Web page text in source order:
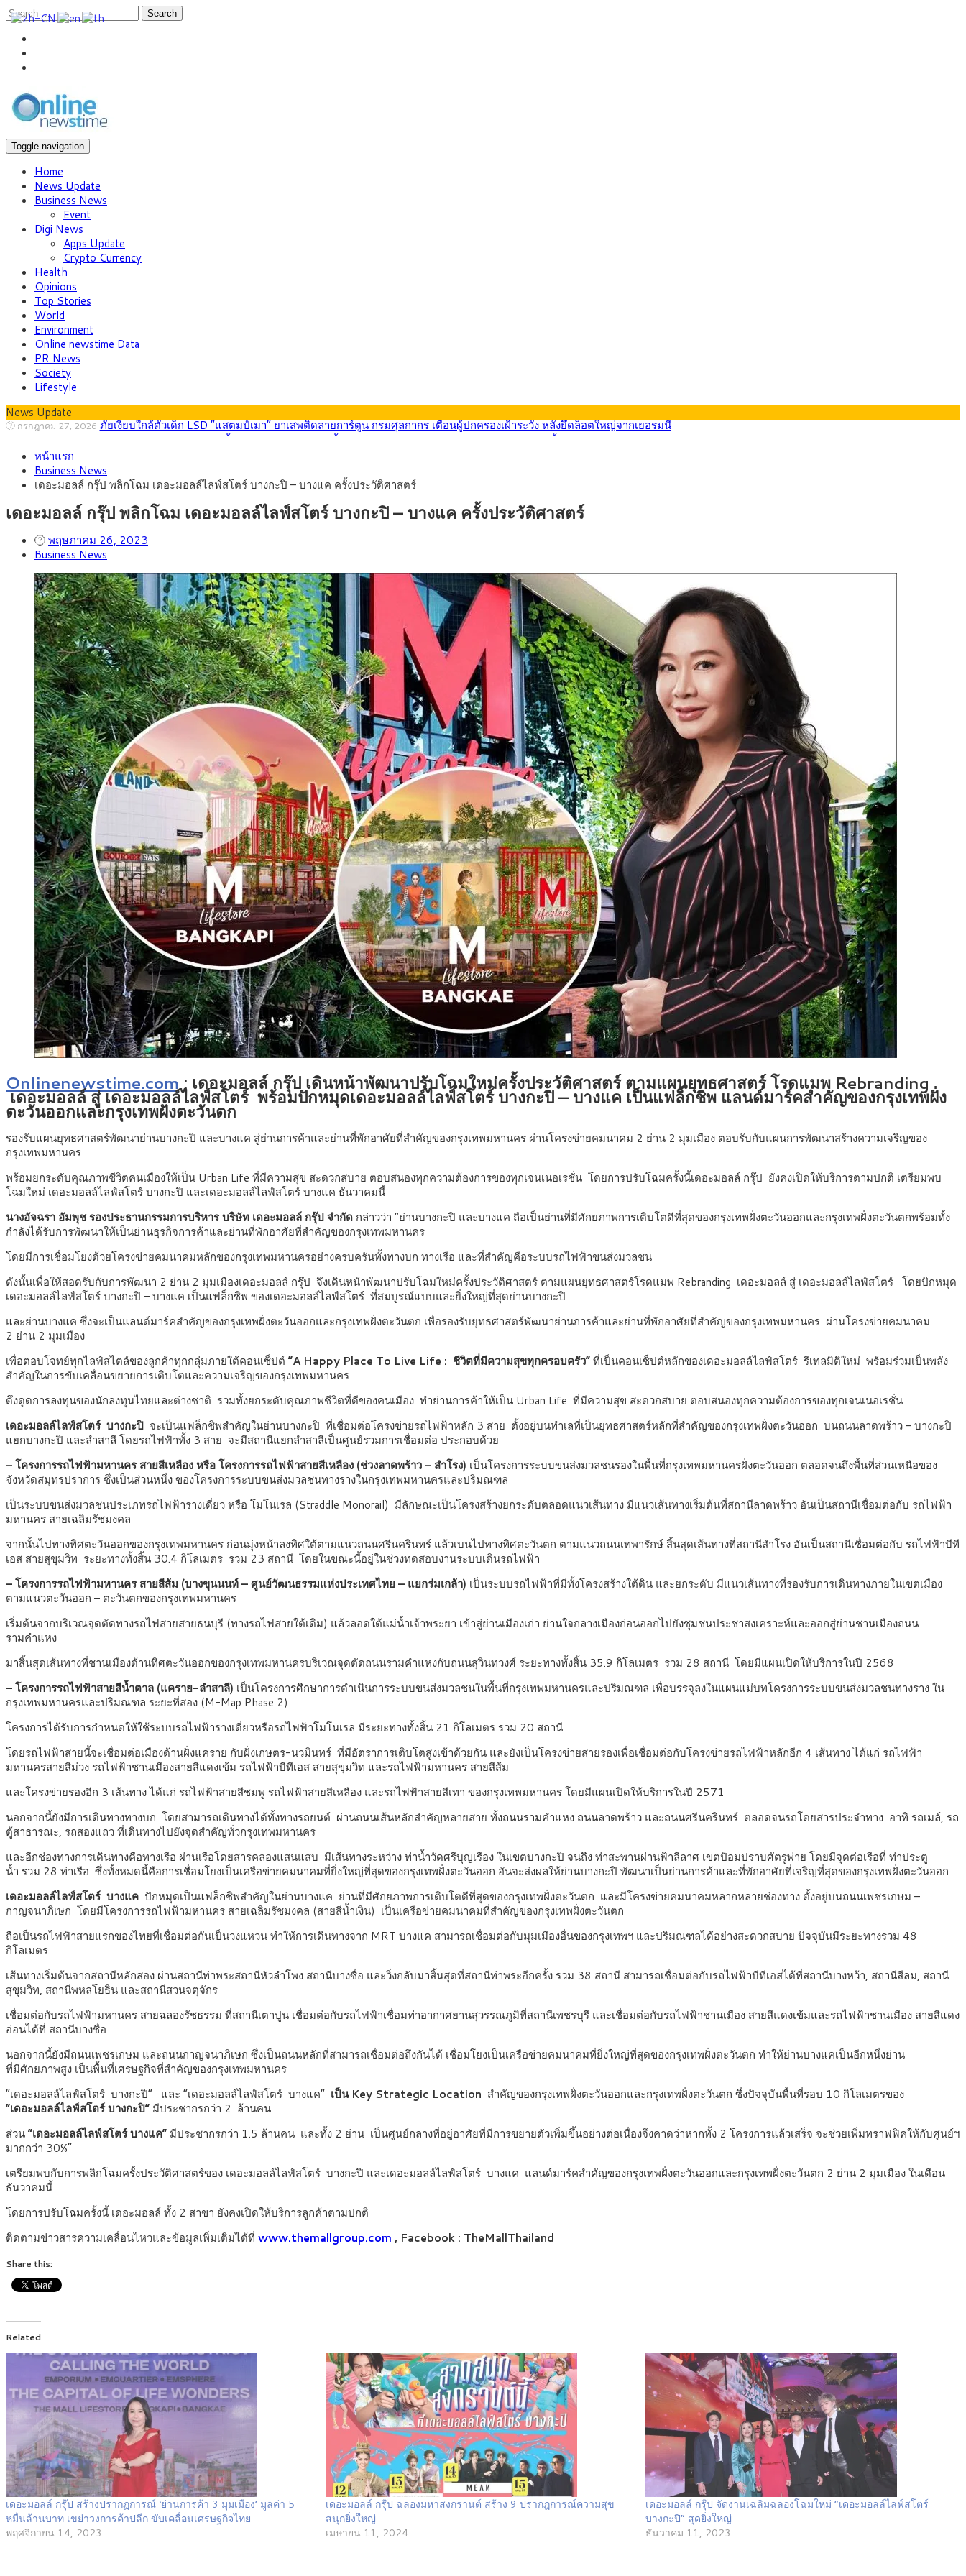
Search
Toggle navigation
Home
News Update
Business News
Event
Digi News
Apps Update
Crypto Currency
Health
Opinions
Top Stories
World
Environment
Online newstime Data
PR News
Society
Lifestyle
News Update
กรกฎาคม 27, 2026 กรุงศรี คาดเงินบาทสัปดาห์นี้ (27–31 ก.ค. 2569) ซื้อขายในกรอบ 33.40-34.00 มองเฟดคงดอกเบี้ย
สิงหาคม 4, 2026
สิงหาคม 3, 2026 กรุงศรี คาดเงินบาทสัปดาห์นี้ซื้อขายในกรอบ 33.00-33.60 ติดตามข้อมูลจ้างงานสหรัฐฯ
สิงหาคม 1, 2026 “เอกนิติ” เปิดเครื่องยนต์เศรษฐกิจใหม่ของไทย เดินหน้า 5 ยุทธศาสตร์ รื้อโครงสร้างเศรษฐกิจ ดันไทยโตเต็มศักยภาพ
กรกฎาคม 27, 2026 ภัยเงียบใกล้ตัวเด็ก LSD “แสตมป์เมา” ยาเสพติดลายการ์ตูน กรมศุลกากร เตือนผู้ปกครองเฝ้าระวัง หลังยึดล็อตใหญ่จากเยอรมนี
หน้าแรก
Business News
เดอะมอลล์ กรุ๊ป พลิกโฉม เดอะมอลล์ไลฟ์สโตร์ บางกะปิ – บางแค ครั้งประวัติศาสตร์
เดอะมอลล์ กรุ๊ป พลิกโฉม เดอะมอลล์ไลฟ์สโตร์ บางกะปิ – บางแค ครั้งประวัติศาสตร์
พฤษภาคม 26, 2023
Business News
Onlinenewstime.com: เดอะมอลล์ กรุ๊ป เดินหน้าพัฒนาปรับโฉมใหม่ครั้งประวัติศาสตร์ ตามแผนยุทธศาสตร์ โรดแมพ Rebranding
เดอะมอลล์ สู่ เดอะมอลล์ไลฟ์สโตร์ พร้อมปักหมุดเดอะมอลล์ไลฟ์สโตร์ บางกะปิ – บางแค เป็นแฟล็กชิพ แลนด์มาร์คสำคัญของกรุงเทพฝั่ง
ตะวันออกและกรุงเทพฝั่งตะวันตก
รองรับแผนยุทธศาสตร์พัฒนาย่านบางกะปิ และบางแค สู่ย่านการค้าและย่านที่พักอาศัยที่สำคัญของกรุงเทพมหานคร ผ่านโครงข่ายคมนาคม 2 ย่าน 2 มุมเมือง ตอบรับกับแผนการพัฒนาสร้างความเจริญของ
กรุงเทพมหานคร
พร้อมยกระดับคุณภาพชีวิตคนเมืองให้เป็น Urban Life ที่มีความสุข สะดวกสบาย ตอบสนองทุกความต้องการของทุกเจนเนอเรชั่น โดยการปรับโฉมครั้งนี้เดอะมอลล์ กรุ๊ป ยังคงเปิดให้บริการตามปกติ เตรียมพบ
โฉมใหม่ เดอะมอลล์ไลฟ์สโตร์ บางกะปิ และเดอะมอลล์ไลฟ์สโตร์ บางแค ธันวาคมนี้
นางอัจฉรา อัมพุช รองประธานกรรมการบริหาร บริษัท เดอะมอลล์ กรุ๊ป จำกัด กล่าวว่า “ย่านบางกะปิ และบางแค ถือเป็นย่านที่มีศักยภาพการเติบโตดีที่สุดของกรุงเทพฝั่งตะวันออกและกรุงเทพฝั่งตะวันตกพร้อมทั้ง
กำลังได้รับการพัฒนาให้เป็นย่านธุรกิจการค้าและย่านที่พักอาศัยที่สำคัญของกรุงเทพมหานคร
โดยมีการเชื่อมโยงด้วยโครงข่ายคมนาคมหลักของกรุงเทพมหานครอย่างครบครันทั้งทางบก ทางเรือ และที่สำคัญคือระบบรถไฟฟ้าขนส่งมวลชน
ดังนั้นเพื่อให้สอดรับกับการพัฒนา 2 ย่าน 2 มุมเมืองเดอะมอลล์ กรุ๊ป จึงเดินหน้าพัฒนาปรับโฉมใหม่ครั้งประวัติศาสตร์ ตามแผนยุทธศาสตร์โรดแมพ Rebranding เดอะมอลล์ สู่ เดอะมอลล์ไลฟ์สโตร์ โดยปักหมุด
เดอะมอลล์ไลฟ์สโตร์ บางกะปิ – บางแค เป็นแฟล็กชิพ ของเดอะมอลล์ไลฟ์สโตร์ ที่สมบูรณ์แบบและยิ่งใหญ่ที่สุดย่านบางกะปิ
และย่านบางแค ซึ่งจะเป็นแลนด์มาร์คสำคัญของกรุงเทพฝั่งตะวันออกและกรุงเทพฝั่งตะวันตก เพื่อรองรับยุทธศาสตร์พัฒนาย่านการค้าและย่านที่พักอาศัยที่สำคัญของกรุงเทพมหานคร ผ่านโครงข่ายคมนาคม
2 ย่าน 2 มุมเมือง
เพื่อตอบโจทย์ทุกไลฟ์สไตล์ของลูกค้าทุกกลุ่มภายใต้คอนเซ็ปต์“A Happy Place To Live Life : ชีวิตที่มีความสุขทุกครอบครัว”ที่เป็นคอนเซ็ปต์หลักของเดอะมอลล์ไลฟ์สโตร์ รีเทลมิติใหม่ พร้อมร่วมเป็นพลัง
สำคัญในการขับเคลื่อนขยายการเติบโตและความเจริญของกรุงเทพมหานคร
ดึงดูดการลงทุนของนักลงทุนไทยและต่างชาติ รวมทั้งยกระดับคุณภาพชีวิตที่ดีของคนเมือง ทำย่านการค้าให้เป็น Urban Life ที่มีความสุข สะดวกสบาย ตอบสนองทุกความต้องการของทุกเจนเนอเรชั่น
เดอะมอลล์ไลฟ์สโตร์ บางกะปิ จะเป็นแฟล็กชิพสำคัญในย่านบางกะปิ ที่เชื่อมต่อโครงข่ายรถไฟฟ้าหลัก 3 สาย ตั้งอยู่บนทำเลที่เป็นยุทธศาสตร์หลักที่สำคัญของกรุงเทพฝั่งตะวันออก บนถนนลาดพร้าว – บางกะปิ
แยกบางกะปิ และลำสาลี โดยรถไฟฟ้าทั้ง 3 สาย จะมีสถานีแยกลำสาลีเป็นศูนย์รวมการเชื่อมต่อ ประกอบด้วย
– โครงการรถไฟฟ้ามหานคร สายสีเหลือง หรือ โครงการรถไฟฟ้าสายสีเหลือง (ช่วงลาดพร้าว – สำโรง) เป็นโครงการระบบขนส่งมวลชนรองในพื้นที่กรุงเทพมหานครฝั่งตะวันออก ตลอดจนถึงพื้นที่ส่วนเหนือของ
จังหวัดสมุทรปราการ ซึ่งเป็นส่วนหนึ่ง ของโครงการระบบขนส่งมวลชนทางรางในกรุงเทพมหานครและปริมณฑล
เป็นระบบขนส่งมวลชนประเภทรถไฟฟ้ารางเดี่ยว หรือ โมโนเรล (Straddle Monorail) มีลักษณะเป็นโครงสร้างยกระดับตลอดแนวเส้นทาง มีแนวเส้นทางเริ่มต้นที่สถานีลาดพร้าว อันเป็นสถานีเชื่อมต่อกับ รถไฟฟ้า
มหานคร สายเฉลิมรัชมงคล
จากนั้นไปทางทิศตะวันออกของกรุงเทพมหานคร ก่อนมุ่งหน้าลงทิศใต้ตามแนวถนนศรีนครินทร์ แล้วเบนไปทางทิศตะวันตก ตามแนวถนนเทพารักษ์ สิ้นสุดเส้นทางที่สถานีสำโรง อันเป็นสถานีเชื่อมต่อกับ รถไฟฟ้าบีที
เอส สายสุขุมวิท ระยะทางทั้งสิ้น 30.4 กิโลเมตร รวม 23 สถานี โดยในขณะนี้อยู่ในช่วงทดสอบงานระบบเดินรถไฟฟ้า
– โครงการรถไฟฟ้ามหานคร สายสีส้ม (บางขุนนนท์ – ศูนย์วัฒนธรรมแห่งประเทศไทย – แยกร่มเกล้า) เป็นระบบรถไฟฟ้าที่มีทั้งโครงสร้างใต้ดิน และยกระดับ มีแนวเส้นทางที่รองรับการเดินทางภายในเขตเมือง
ตามแนวตะวันออก – ตะวันตกของกรุงเทพมหานคร
เริ่มต้นจากบริเวณจุดตัดทางรถไฟสายสายธนบุรี (ทางรถไฟสายใต้เดิม) แล้วลอดใต้แม่น้ำเจ้าพระยา เข้าสู่ย่านเมืองเก่า ย่านใจกลางเมืองก่อนออกไปยังชุมชนประชาสงเคราะห์และออกสู่ย่านชานเมืองถนน
รามคำแหง
มาสิ้นสุดเส้นทางที่ชานเมืองด้านทิศตะวันออกของกรุงเทพมหานครบริเวณจุดตัดถนนรามคำแหงกับถนนสุวินทวงศ์ ระยะทางทั้งสิ้น 35.9 กิโลเมตร รวม 28 สถานี โดยมีแผนเปิดให้บริการในปี 2568
–โครงการรถไฟฟ้าสายสีน้ำตาล (แคราย-ลำสาลี) เป็นโครงการศึกษาการดำเนินการระบบขนส่งมวลชนในพื้นที่กรุงเทพมหานครและปริมณฑล เพื่อบรรจุลงในแผนแม่บทโครงการระบบขนส่งมวลชนทางราง ใน
กรุงเทพมหานครและปริมณฑล ระยะที่สอง (M-Map Phase 2)
โครงการได้รับการกำหนดให้ใช้ระบบรถไฟฟ้ารางเดี่ยวหรือรถไฟฟ้าโมโนเรล มีระยะทางทั้งสิ้น 21 กิโลเมตร รวม 20 สถานี
โดยรถไฟฟ้าสายนี้จะเชื่อมต่อเมืองด้านฝั่งแคราย กับฝั่งเกษตร-นวมินทร์ ที่มีอัตราการเติบโตสูงเข้าด้วยกัน และยังเป็นโครงข่ายสายรองเพื่อเชื่อมต่อกับโครงข่ายรถไฟฟ้าหลักอีก 4 เส้นทาง ได้แก่ รถไฟฟ้า
มหานครสายสีม่วง รถไฟฟ้าชานเมืองสายสีแดงเข้ม รถไฟฟ้าบีทีเอส สายสุขุมวิท และรถไฟฟ้ามหานคร สายสีส้ม
และโครงข่ายรองอีก 3 เส้นทาง ได้แก่ รถไฟฟ้าสายสีชมพู รถไฟฟ้าสายสีเหลือง และรถไฟฟ้าสายสีเทา ของกรุงเทพมหานคร โดยมีแผนเปิดให้บริการในปี 2571
นอกจากนี้ยังมีการเดินทางทางบก โดยสามารถเดินทางได้ทั้งทางรถยนต์ ผ่านถนนเส้นหลักสำคัญหลายสาย ทั้งถนนรามคำแหง ถนนลาดพร้าว และถนนศรีนครินทร์ ตลอดจนรถโดยสารประจำทาง อาทิ รถเมล์, รถ
ตู้สาธารณะ, รถสองแถว ที่เดินทางไปยังจุดสำคัญทั่วกรุงเทพมหานคร
และอีกช่องทางการเดินทางคือทางเรือ ผ่านเรือโดยสารคลองแสนแสบ มีเส้นทางระหว่าง ท่าน้ำวัดศรีบุญเรือง ในเขตบางกะปิ จนถึง ท่าสะพานผ่านฟ้าลีลาศ เขตป้อมปราบศัตรูพ่าย โดยมีจุดต่อเรือที่ ท่าประตู
น้ำ รวม 28 ท่าเรือ ซึ่งทั้งหมดนี้คือการเชื่อมโยงเป็นเครือข่ายคมนาคมที่ยิ่งใหญ่ที่สุดของกรุงเทพฝั่งตะวันออก อันจะส่งผลให้ย่านบางกะปิ พัฒนาเป็นย่านการค้าและที่พักอาศัยที่เจริญที่สุดของกรุงเทพฝั่งตะวันออก
เดอะมอลล์ไลฟ์สโตร์ บางแค ปักหมุดเป็นแฟล็กชิพสำคัญในย่านบางแค ย่านที่มีศักยภาพการเติบโตดีที่สุดของกรุงเทพฝั่งตะวันตก และมีโครงข่ายคมนาคมหลากหลายช่องทาง ตั้งอยู่บนถนนเพชรเกษม –
กาญจนาภิเษก โดยมีโครงการรถไฟฟ้ามหานคร สายเฉลิมรัชมงคล (สายสีน้ำเงิน) เป็นเครือข่ายคมนาคมที่สำคัญของกรุงเทพฝั่งตะวันตก
ถือเป็นรถไฟฟ้าสายแรกของไทยที่เชื่อมต่อกันเป็นวงแหวน ทำให้การเดินทางจาก MRT บางแค สามารถเชื่อมต่อกับมุมเมืองอื่นของกรุงเทพฯ และปริมณฑลได้อย่างสะดวกสบาย ปัจจุบันมีระยะทางรวม 48
กิโลเมตร
เส้นทางเริ่มต้นจากสถานีหลักสอง ผ่านสถานีท่าพระสถานีหัวลำโพง สถานีบางซื่อ และวิ่งกลับมาสิ้นสุดที่สถานีท่าพระอีกครั้ง รวม 38 สถานี สามารถเชื่อมต่อกับรถไฟฟ้าบีทีเอสได้ที่สถานีบางหว้า, สถานีสีลม, สถานี
สุขุมวิท, สถานีพหลโยธิน และสถานีสวนจตุจักร
เชื่อมต่อกับรถไฟฟ้ามหานคร สายฉลองรัชธรรม ที่สถานีเตาปูน เชื่อมต่อกับรถไฟฟ้าเชื่อมท่าอากาศยานสุวรรณภูมิที่สถานีเพชรบุรี และเชื่อมต่อกับรถไฟฟ้าชานเมือง สายสีแดงเข้มและรถไฟฟ้าชานเมือง สายสีแดง
อ่อนได้ที่ สถานีบางซื่อ
นอกจากนี้ยังมีถนนเพชรเกษม และถนนกาญจนาภิเษก ซึ่งเป็นถนนหลักที่สามารถเชื่อมต่อถึงกันได้ เชื่อมโยงเป็นเครือข่ายคมนาคมที่ยิ่งใหญ่ที่สุดของกรุงเทพฝั่งตะวันตก ทำให้ย่านบางแคเป็นอีกหนึ่งย่าน
ที่มีศักยภาพสูง เป็นพื้นที่เศรษฐกิจที่สำคัญของกรุงเทพมหานคร
“เดอะมอลล์ไลฟ์สโตร์ บางกะปิ” และ “เดอะมอลล์ไลฟ์สโตร์ บางแค” เป็น Key Strategic Location สำคัญของกรุงเทพฝั่งตะวันออกและกรุงเทพฝั่งตะวันตก ซึ่งปัจจุบันพื้นที่รอบ 10 กิโลเมตรของ
“เดอะมอลล์ไลฟ์สโตร์ บางกะปิ” มีประชากรกว่า 2 ล้านคน
ส่วน“เดอะมอลล์ไลฟ์สโตร์ บางแค” มีประชากรกว่า 1.5 ล้านคน และทั้ง 2 ย่าน เป็นศูนย์กลางที่อยู่อาศัยที่มีการขยายตัวเพิ่มขึ้นอย่างต่อเนื่องจึงคาดว่าหากทั้ง 2 โครงการแล้วเสร็จ จะช่วยเพิ่มทราฟฟิคให้กับศูนย์ฯ
มากกว่า 30%”
เตรียมพบกับการพลิกโฉมครั้งประวัติศาสตร์ของ เดอะมอลล์ไลฟ์สโตร์ บางกะปิ และเดอะมอลล์ไลฟ์สโตร์ บางแค แลนด์มาร์คสำคัญของกรุงเทพฝั่งตะวันออกและกรุงเทพฝั่งตะวันตก 2 ย่าน 2 มุมเมือง ในเดือน
ธันวาคมนี้
โดยการปรับโฉมครั้งนี้ เดอะมอลล์ ทั้ง 2 สาขา ยังคงเปิดให้บริการลูกค้าตามปกติ
ติดตามข่าวสารความเคลื่อนไหวและข้อมูลเพิ่มเติมได้ที่ www.themallgroup.com , Facebook : TheMallThailand
Share this:
Related
เดอะมอลล์ กรุ๊ป สร้างปรากฏการณ์ ‘ย่านการค้า 3 มุมเมือง’ มูลค่า 5
หมื่นล้านบาท เขย่าวงการค้าปลีก ขับเคลื่อนเศรษฐกิจไทย
พฤศจิกายน 14, 2023
เดอะมอลล์ กรุ๊ป ฉลองมหาสงกรานต์ สร้าง 9 ปรากฎการณ์ความสุข
สนุกยิ่งใหญ่
เมษายน 11, 2024
เดอะมอลล์ กรุ๊ป จัดงานเฉลิมฉลองโฉมใหม่ “เดอะมอลล์ไลฟ์สโตร์
บางกะปิ” สุดยิ่งใหญ่
ธันวาคม 11, 2023